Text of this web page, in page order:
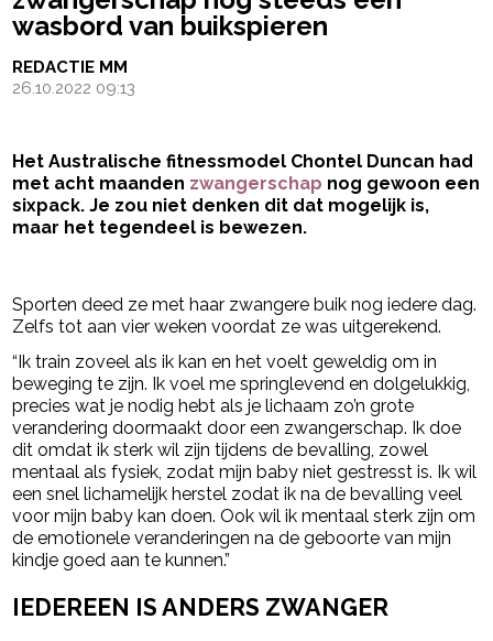
wasbord van buikspieren
REDACTIE MM
26.10.2022 09:13
Het Australische fitnessmodel Chontel Duncan had
met acht maanden zwangerschap nog gewoon een
sixpack. Je zou niet denken dit dat mogelijk is,
maar het tegendeel is bewezen.
Sporten deed ze met haar zwangere buik nog iedere dag.
Zelfs tot aan vier weken voordat ze was uitgerekend.
“Ik train zoveel als ik kan en het voelt geweldig om in
beweging te zijn. Ik voel me springlevend en dolgelukkig,
precies wat je nodig hebt als je lichaam zo’n grote
verandering doormaakt door een zwangerschap. Ik doe
dit omdat ik sterk wil zijn tijdens de bevalling, zowel
mentaal als fysiek, zodat mijn baby niet gestresst is. Ik wil
een snel lichamelijk herstel zodat ik na de bevalling veel
voor mijn baby kan doen. Ook wil ik mentaal sterk zijn om
de emotionele veranderingen na de geboorte van mijn
kindje goed aan te kunnen.”
IEDEREEN IS ANDERS ZWANGER